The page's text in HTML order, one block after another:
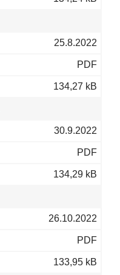
25.8.2022
PDF
134,27 kB
30.9.2022
PDF
134,29 kB
26.10.2022
PDF
133,95 kB